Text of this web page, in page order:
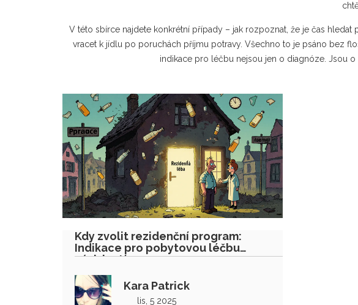
V této sbírce najdete konkrétní případy – jak rozpoznat, že je čas
vracet k jídlu po poruchách příjmu potravy. Všechno to je psáno bez
indikace pro léčbu nejsou jen o diagnóze. Jsou
Kdy zvolit rezidenční program:
Indikace pro pobytovou léčbu
závislostí
Kara Patrick
lis, 5 2025